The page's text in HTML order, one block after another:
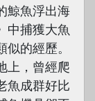
鯨魚浮出海
中捕獲大魚
的經歷。
上，曾經爬
魚成群好比